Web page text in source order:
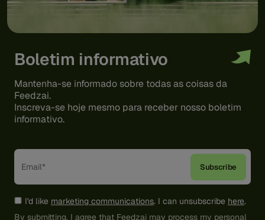
Boletim informativo
Mantenha-se informado sobre todas as coisas da
Feedzai.
Inscreva-se hoje mesmo para receber nosso boletim
informativo.
I'd like marketing communications. I can unsubscribe here.
By submitting, I agree that Feedzai may process my personal